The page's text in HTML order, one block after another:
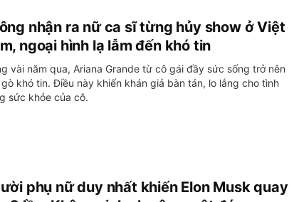
nhận ra nữ ca sĩ từng hủy show ở Việt
ngoại hình lạ lẫm đến khó tin
vài năm qua, Ariana Grande từ cô gái đầy sức sống trở nên
khó tin. Điều này khiến khán giả bàn tán, lo lắng cho tình
sức khỏe của cô.
phụ nữ duy nhất khiến Elon Musk quay